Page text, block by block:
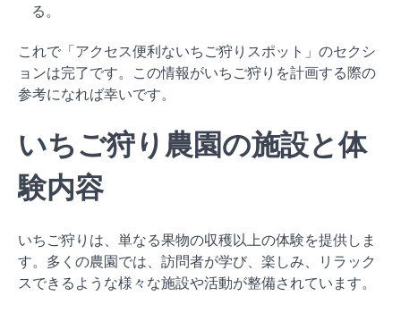
る。
これで「アクセス便利ないちご狩りスポット」のセクシ
ョンは完了です。この情報がいちご狩りを計画する際の
参考になれば幸いです。
いちご狩り農園の施設と体
験内容
いちご狩りは、単なる果物の収穫以上の体験を提供しま
す。多くの農園では、訪問者が学び、楽しみ、リラック
スできるような様々な施設や活動が整備されています。